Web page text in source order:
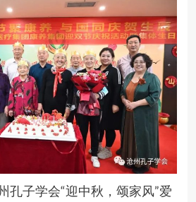
孔子学会“迎中秋，颂家风”爱